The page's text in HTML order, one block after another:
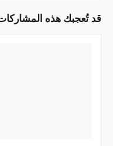
قد تُعجبك هذه